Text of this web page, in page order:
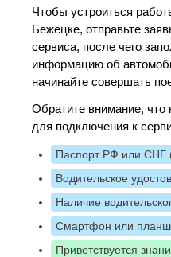
Чтобы устроиться
Бежецке, отправьте
сервиса, после чего
информацию об
начинайте совершать
Обратите внимание,
для подключения к
Паспорт РФ или СНГ
Водительское
Наличие
Смартфон или
Приветствуется